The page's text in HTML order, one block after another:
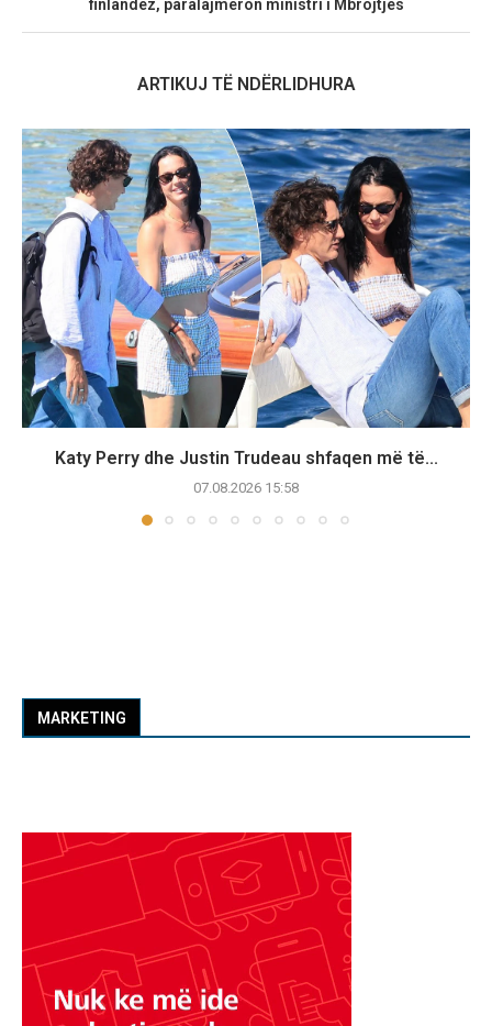
finlandez, paralajmëron ministri i Mbrojtjes
ARTIKUJ TË NDËRLIDHURA
Katy Perry dhe Justin Trudeau shfaqen më të...
07.08.2026 15:58
MARKETING